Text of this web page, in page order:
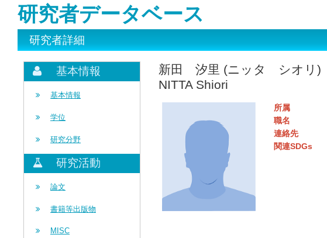
研究者データベース
研究者詳細
基本情報
基本情報
学位
研究分野
研究活動
論文
書籍等出版物
MISC
新田 汐里 (ニッタ シオリ)
NITTA Shiori
所属
職名
連絡先
関連SDGs